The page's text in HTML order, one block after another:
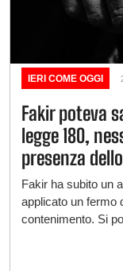
IERI COME OGGI
Fakir poteva
legge 180,
presenza
Fakir ha subito un
applicato un fermo
contenimento. Si